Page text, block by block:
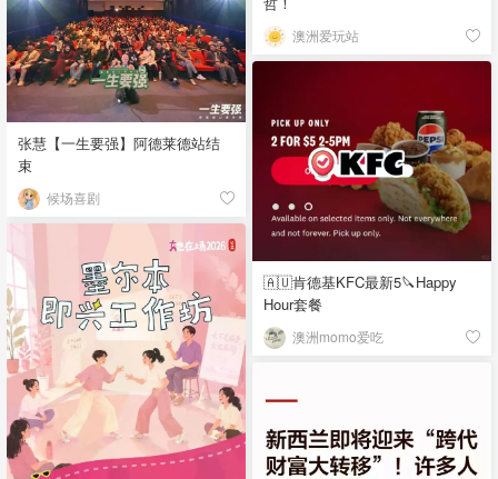
澳洲爱玩站
张慧【一生要强】阿德莱德站结
束
候场喜剧
🇦🇺肯德基KFC最新5🔪Happy
Hour套餐
澳洲momo爱吃